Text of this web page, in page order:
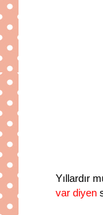
Yıllardır
var diyen